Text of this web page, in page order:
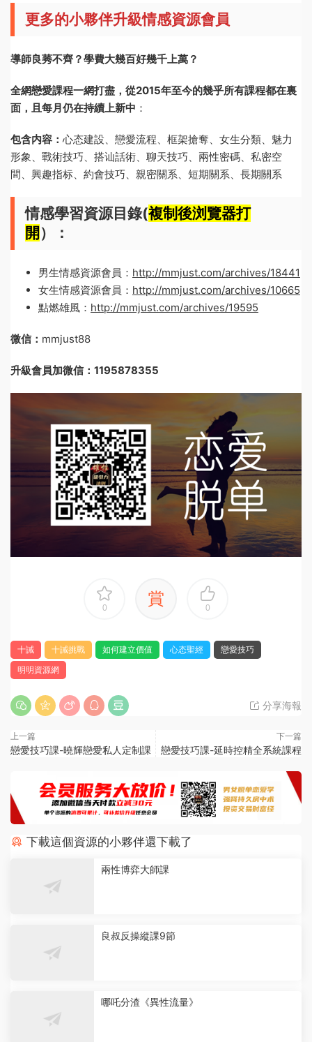
更多的小夥伴升級情感資源會員
導師良莠不齊？學費大幾百好幾千上萬？
全網戀愛課程一網打盡，從2015年至今的幾乎所有課程都在裏
面，且每月仍在持續上新中 ：
包含内容： 心态建設、戀愛流程、框架搶奪、女生分類、魅力
形象、戰術技巧、搭讪話術、聊天技巧、兩性密碼、私密空
間、興趣指标、約會技巧、親密關系、短期關系、長期關系
情感學習資源目錄(複制後浏覽器打
開 ）：
男生情感資源會員： http://mmjust.com/archives/18441
女生情感資源會員： http://mmjust.com/archives/10665
點燃雄風： http://mmjust.com/archives/19595
微信： mmjust88
升級會員加微信：1195878355
0 賞 0
十誡 十誡挑戰 如何建立價值 心态聖經
戀愛技巧
明明資源網
分享海報
上一篇
戀愛技巧課-曉輝戀愛私人定制課
下一篇
戀愛技巧課-延時控精全系統課程
下載這個資源的小夥伴還下載了
兩性博弈大師課
良叔反操縱課9節
哪吒分渣《異性流量》